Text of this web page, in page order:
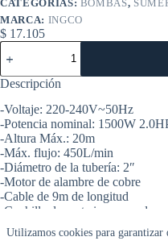
Utilizamos cookies para
CATEGORÍAS: BOMBAS,
MARCA: INGCO
$ 17.105
BOMBA
SUMERGIBLE
C
TRITURADOR
NEGRO
1500W
20M
INGCO
SPDC15001
cantidad
Descripción
-Voltaje: 220-240V~50Hz
-Potencia nominal: 1500W
-Altura Máx.: 20m
-Máx. flujo: 450L/min
-Diámetro de la tubería: 2″
-Motor de alambre de cobre
-Cable de 9m de longitud
-Cuchilla de corte incorporada
-Para agua sucia